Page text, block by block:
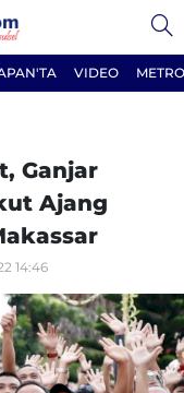
VIDEO
Ganjar
Ajang
14:46